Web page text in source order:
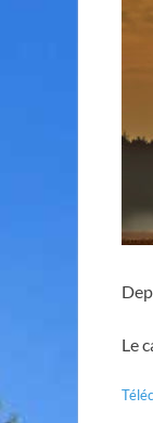
Le